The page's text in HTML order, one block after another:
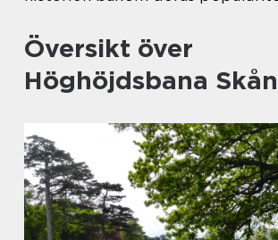
Översikt över
Höghöjdsbana